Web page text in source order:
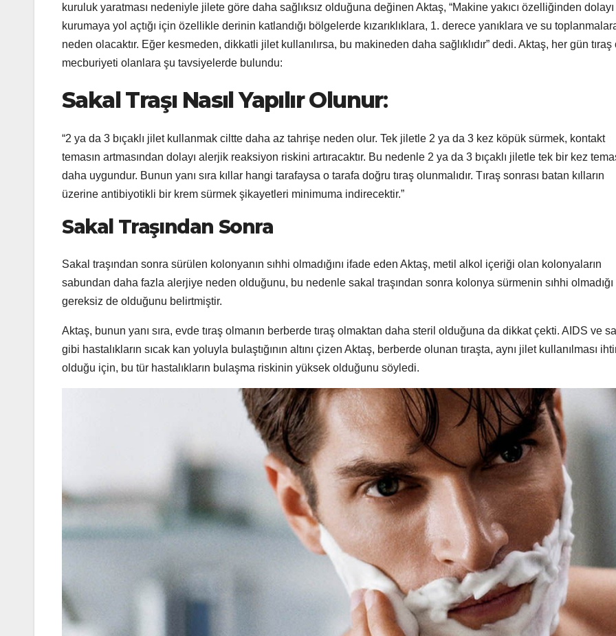
kuruluk yaratması nedeniyle jilete göre daha sağlıksız olduğuna değinen Aktaş, “Makine yakıcı özelliğinden dolayı
kurumaya yol açtığı için özellikle derinin katlandığı bölgelerde kızarıklıklara, 1. derece yanıklara ve su
neden olacaktır. Eğer kesmeden, dikkatli jilet kullanılırsa, bu makineden daha sağlıklıdır” dedi. Aktaş, her gün tıraş
mecburiyeti olanlara şu tavsiyelerde bulundu:
Sakal Traşı Nasıl Yapılır Olunur:
“2 ya da 3 bıçaklı jilet kullanmak ciltte daha az tahrişe neden olur. Tek jiletle 2 ya da 3 kez köpük sürmek, kontakt
temasın artmasından dolayı alerjik reaksiyon riskini artıracaktır. Bu nedenle 2 ya da 3 bıçaklı jiletle tek bir kez
daha uygundur. Bunun yanı sıra kıllar hangi tarafaysa o tarafa doğru tıraş olunmalıdır. Tıraş sonrası batan kılların
üzerine antibiyotikli bir krem sürmek şikayetleri minimuma indirecektir.”
Sakal Traşından Sonra
Sakal traşından sonra sürülen kolonyanın sıhhi olmadığını ifade eden Aktaş, metil alkol içeriği olan kolonyaların
sabundan daha fazla alerjiye neden olduğunu, bu nedenle sakal traşından sonra kolonya sürmenin sıhhi olmadığı
gereksiz de olduğunu belirtmiştir.
Aktaş, bunun yanı sıra, evde tıraş olmanın berberde tıraş olmaktan daha steril olduğuna da dikkat çekti. AIDS ve
gibi hastalıkların sıcak kan yoluyla bulaştığının altını çizen Aktaş, berberde olunan tıraşta, aynı jilet kullanılması
olduğu için, bu tür hastalıkların bulaşma riskinin yüksek olduğunu söyledi.